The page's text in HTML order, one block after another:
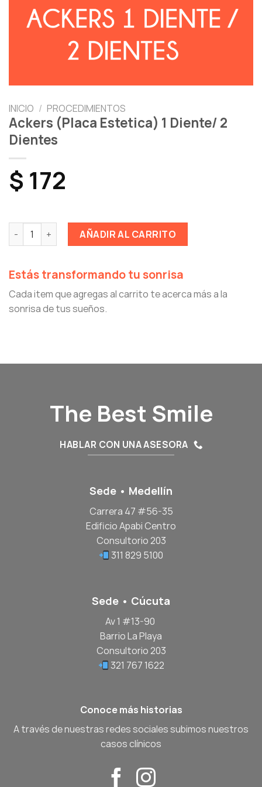
INICIO / PROCEDIMIENTOS
Ackers (Placa Estetica) 1 Diente/ 2
Dientes
$ 172
Ackers (Placa Estetica) 1 Diente/ 2 Dientes cantidad
AÑADIR AL CARRITO
Estás transformando tu sonrisa
Cada item que agregas al carrito te acerca más a la
sonrisa de tus sueños.
The Best Smile
HABLAR CON UNA ASESORA
Sede • Medellín
Carrera 47 #56-35
Edificio Apabi Centro
Consultorio 203
311 829 5100
Sede • Cúcuta
Av 1 #13-90
Barrio La Playa
Consultorio 203
321 767 1622
Conoce más historias
A través de nuestras redes sociales subimos nuestros
casos clínicos